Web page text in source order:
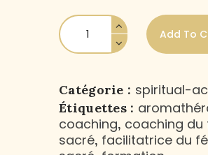
Add To
Catégorie : spiritual-
Étiquettes :
coaching, coaching du
sacré, facilitatrice du